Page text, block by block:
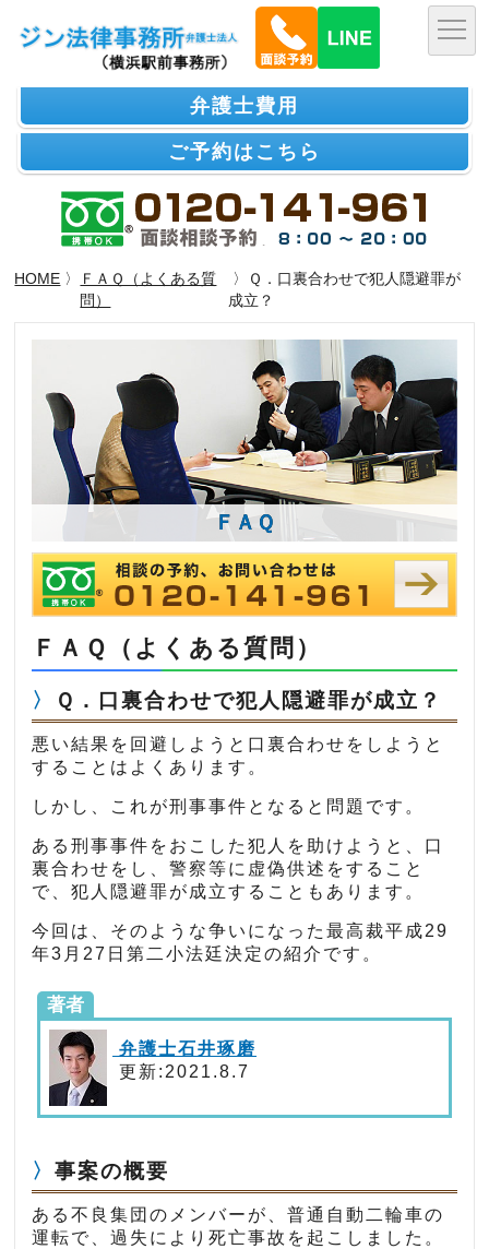
弁護士費用
ご予約はこちら
HOME 〉
ＦＡＱ（よくある質
問）
〉Ｑ．口裏合わせで犯人隠避罪が
成立？
ＦＡＱ
ＦＡＱ（よくある質問）
Ｑ．口裏合わせで犯人隠避罪が成立？
悪い結果を回避しようと口裏合わせをしようと
することはよくあります。
しかし、これが刑事事件となると問題です。
ある刑事事件をおこした犯人を助けようと、口
裏合わせをし、警察等に虚偽供述をすること
で、犯人隠避罪が成立することもあります。
今回は、そのような争いになった最高裁平成29
年3月27日第二小法廷決定の紹介です。
著者
弁護士石井琢磨
更新:2021.8.7
事案の概要
ある不良集団のメンバーが、普通自動二輪車の
運転で、過失により死亡事故を起こしました。